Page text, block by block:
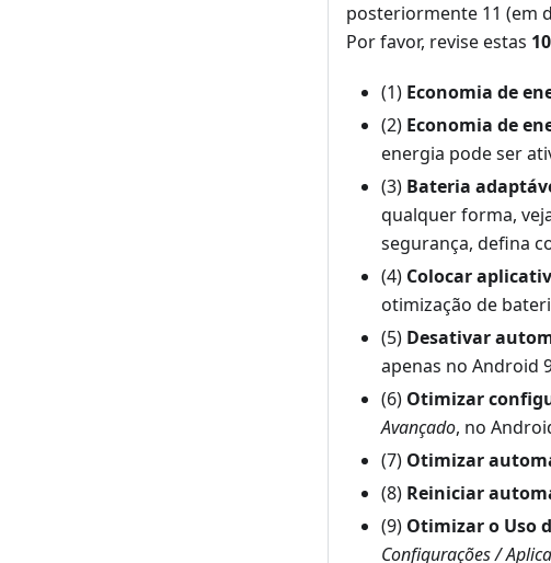
posteriormente 11 (em
Por favor, revise estas
(1) Economia de
(2) Economia de
energia pode ser
(3) Bateria
qualquer forma,
segurança, defina
(4) Colocar
otimização de
(5) Desativar
apenas no Android
(6) Otimizar
Avançado, no
(7) Otimizar
(8) Reiniciar
(9) Otimizar o Uso
Configurações /